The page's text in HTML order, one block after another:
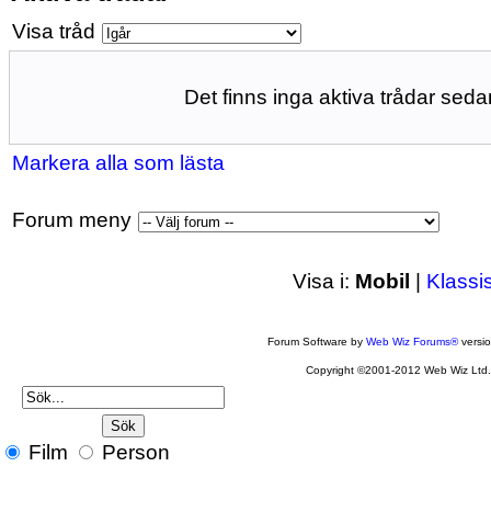
Visa tråd
Det finns inga aktiva trådar
Markera alla som lästa
Forum meny
Visa i: Mobil |
Forum Software byWeb Wiz Forums®
Copyright ©2001-2012 Web Wiz Ltd.
Film Person